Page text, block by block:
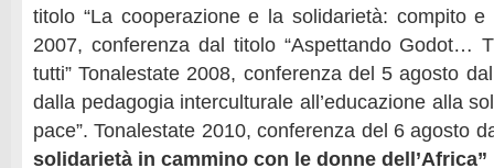
titolo “La cooperazione e la solidarietà: compito e
2007, conferenza dal titolo “Aspettando Godot…
tutti” Tonalestate 2008, conferenza del 5 agosto
dalla pedagogia interculturale all’educazione alla
pace”. Tonalestate 2010, conferenza del 6 agosto
solidarietà in cammino con le donne dell’Africa”